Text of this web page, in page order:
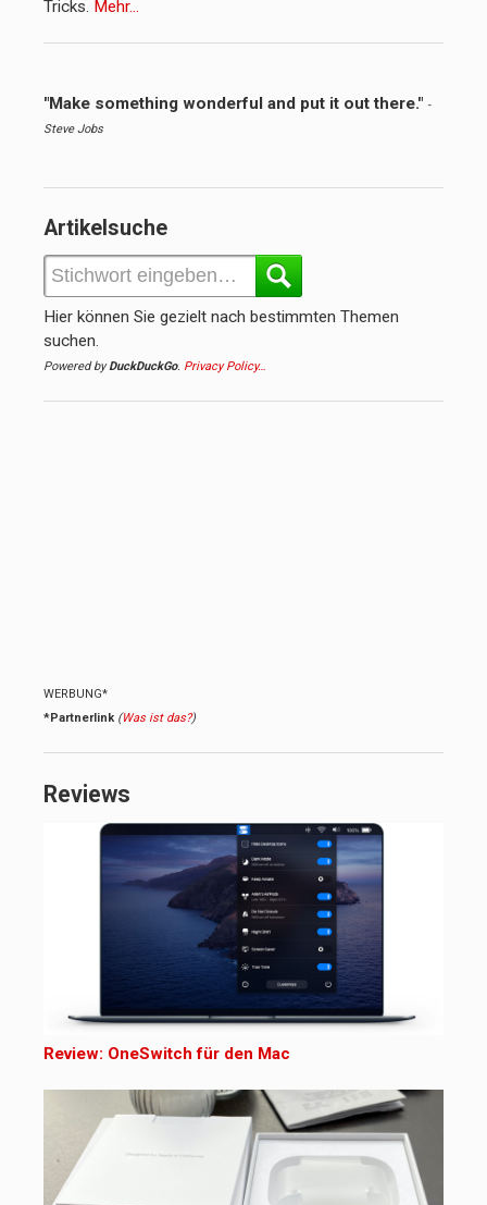
Tricks. Mehr…
"Make something wonderful and put it out there." -
Steve Jobs
Artikelsuche
Hier können Sie gezielt nach bestimmten Themen
suchen.
Powered byDuckDuckGo. Privacy Policy…
WERBUNG*
*Partnerlink (Was ist das?)
Reviews
Review: OneSwitch für den Mac